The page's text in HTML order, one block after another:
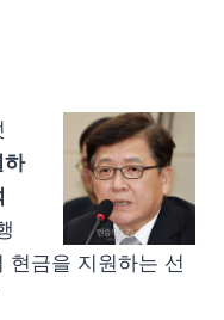
하
현금을 지원하는 선